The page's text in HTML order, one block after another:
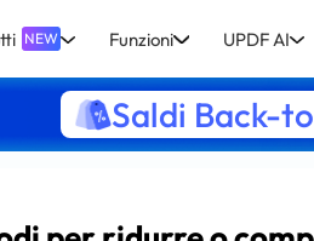
NEW Funzioni UPDF AI
Saldi Back-